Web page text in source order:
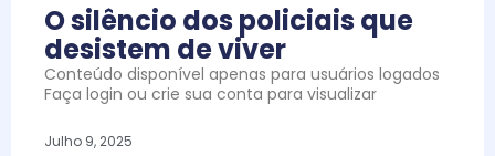
O silêncio dos policiais que
desistem de viver
Conteúdo disponível apenas para usuários logados
Faça login ou crie sua conta para visualizar
Julho 9, 2025